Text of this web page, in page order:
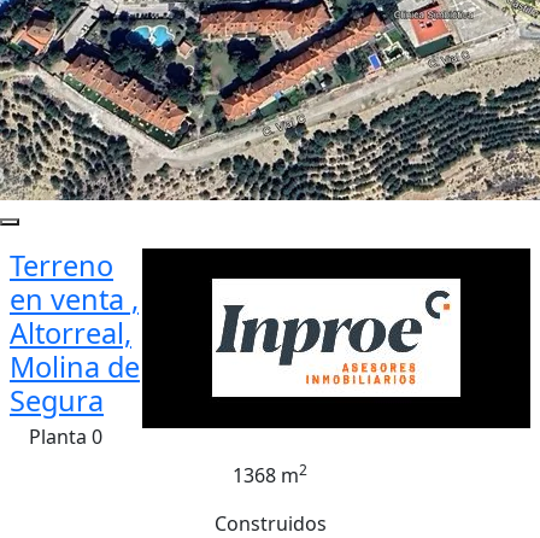
Terreno
en venta ,
Altorreal,
Molina de
Segura
Planta 0
1368 m2
Construidos